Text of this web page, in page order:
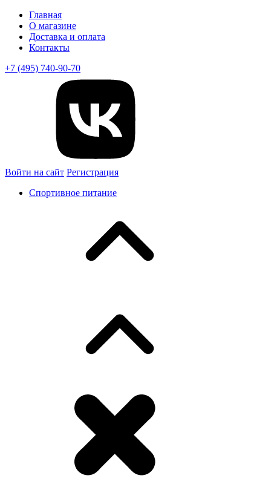
Главная
О магазине
Доставка и оплата
Контакты
+7 (495) 740-90-70
Войти на сайт Регистрация
Спортивное питание